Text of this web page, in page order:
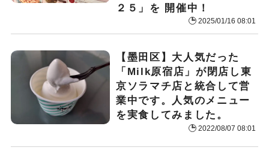
２５」を 開催中！
2025/01/16 08:01
【墨田区】大人気だった
「Milk原宿店」が閉店し東
京ソラマチ店と統合して営
業中です。人気のメニュー
を実食してみました。
2022/08/07 08:01